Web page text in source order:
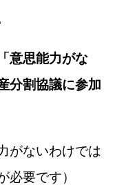
意思能力がな
分割協議に参加
がないわけでは
必要です）